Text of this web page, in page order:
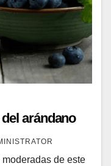
arándano
de este